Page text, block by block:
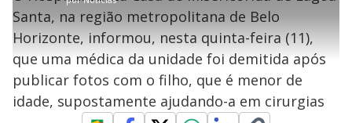
l
a
r
1
0
e
g
n
d
s
a
1
s
e
u
n
o
4
2
%
c
a
r
Santa, na região metropolitana de Belo
Horizonte, informou, nesta quinta-feira (11),
que uma médica da unidade foi demitida após
publicar fotos com o filho, que é menor de
idade, supostamente ajudando-a em cirurgias